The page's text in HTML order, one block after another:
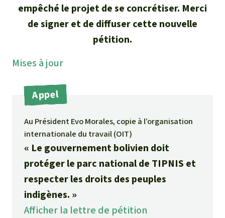
Les biocarburants
L’aluminium
L'accaparement des terres
Le braconnage
Les barrages
Médias
Português
empêché le projet de se concrétiser. Merci
de signer et de diffuser cette nouvelle
pétition.
Mises à jour
Appel
Au Président Evo Morales, copie à l’organisation
internationale du travail (OIT)
« Le gouvernement bolivien doit
protéger le parc national de TIPNIS et
respecter les droits des peuples
indigènes. »
Afficher la lettre de pétition